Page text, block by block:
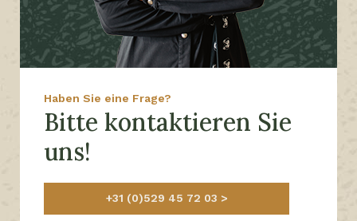
Haben Sie eine Frage?
Bitte kontaktieren Sie
uns!
+31 (0)529 45 72 03